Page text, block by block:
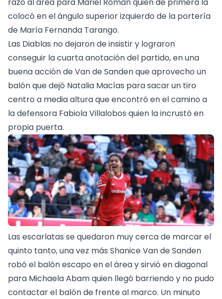
razo al área para Mariel Román quien de primera la
colocó en el ángulo superior izquierdo de la portería
de María Fernanda Tarango.
Las Diablas no dejaron de insistir y lograron
conseguir la cuarta anotación del partido, en una
buena acción de Van de Sanden que aprovecho un
balón que dejó Natalia Macías para sacar un tiro
centro a media altura que encontró en el camino a
la defensora Fabiola Villalobos quien la incrustó en
propia puerta.
Las escarlatas se quedaron muy cerca de marcar el
quinto tanto, una vez más Shanice Van de Sanden
robó el balón escapo en el área y sirvió en diagonal
para Michaela Abam quien llegó barriendo y no pudo
contactar el balón de frente al marco. Un minuto